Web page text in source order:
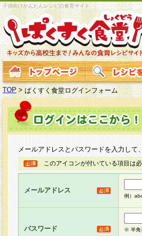
子供向けかんたんレシピの食育サイト
TOP > ぱくすく食堂ログインフォーム
メールアドレスとパスワードを入力して
このアイコンが付いている項目は
メールアドレス
例）
パスワード ※ 半角